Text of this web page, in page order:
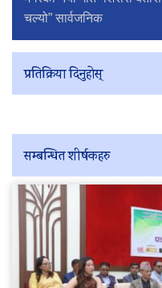
चल्यो” सार्वजनिक
प्रतिक्रिया दिनुहोस्
सम्बन्धित शीर्षकहरु